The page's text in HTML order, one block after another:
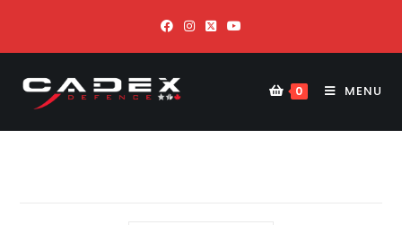
0 MENU